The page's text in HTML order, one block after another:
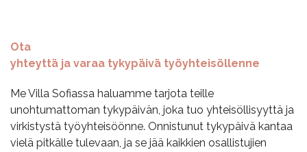
Ota
yhteyttä ja varaa tykypäivä työyhteisöllenne
Me Villa Sofiassa haluamme tarjota teille
unohtumattoman tykypäivän, joka tuo yhteisöllisyyttä ja
virkistystä työyhteisöönne. Onnistunut tykypäivä kantaa
vielä pitkälle tulevaan, ja se jää kaikkien osallistujien